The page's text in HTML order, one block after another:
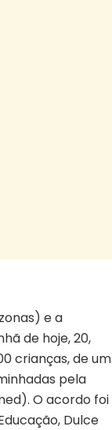
e a
de hoje, 20,
crianças, de um
pela
O acordo foi
Dulce